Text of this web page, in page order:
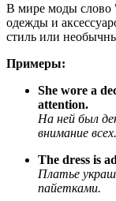
В мире моды слово
одежды и
стиль или
Примеры:
She wore a
attention.
На ней был
внимание всех.
The dress is
Платье
пайетками.